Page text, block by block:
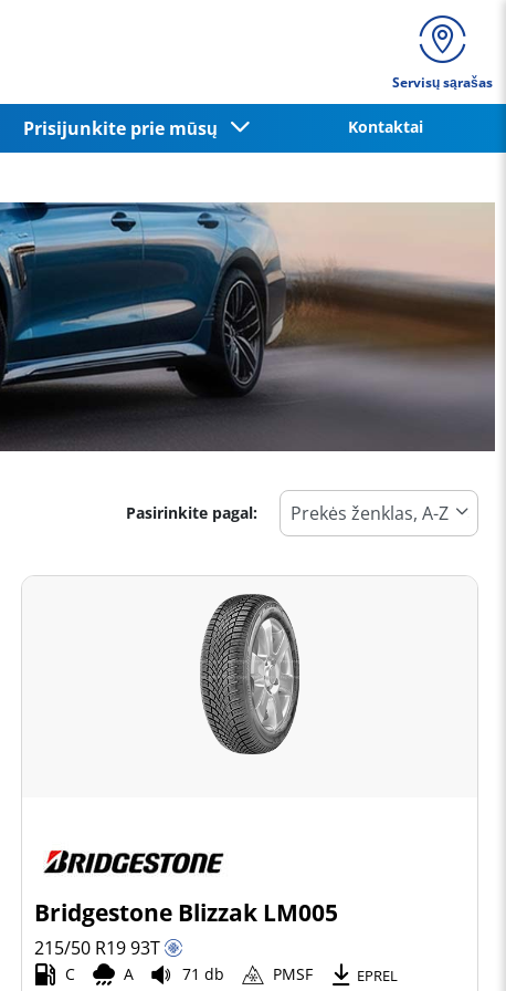
Servisų sąrašas
Prisijunkite prie mūsų Kontaktai
Pasirinkite pagal:
Bridgestone Blizzak LM005
215/50 R1993T
C A 71 db PMSF EPREL